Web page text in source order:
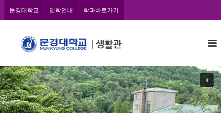
가
기
문경대학교 입학안내 학과바로가기
학
교
학
생